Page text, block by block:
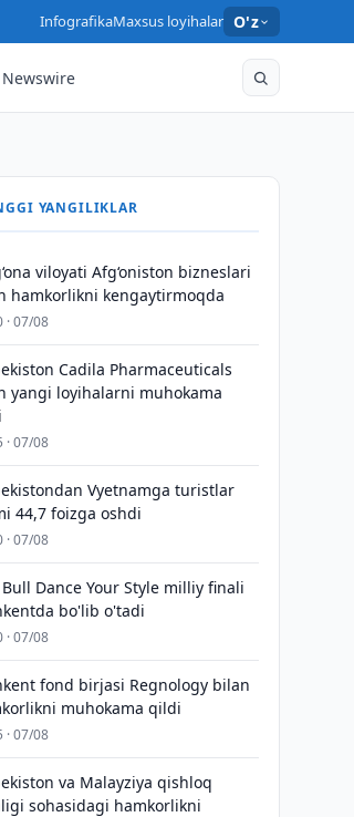
InfografikaMaxsus loyihalar O'z
YANGILIKLAR
viloyati Afg‘oniston bizneslari
hamkorlikni kengaytirmoqda
· 07/08
Cadila Pharmaceuticals
yangi loyihalarni muhokama
· 07/08
Vyetnamga turistlar
44,7 foizga oshdi
· 07/08
Bull Dance Your Style milliy finali
bo'lib o'tadi
· 07/08
fond birjasi Regnology bilan
muhokama qildi
· 07/08
va Malayziya qishloq
sohasidagi hamkorlikni